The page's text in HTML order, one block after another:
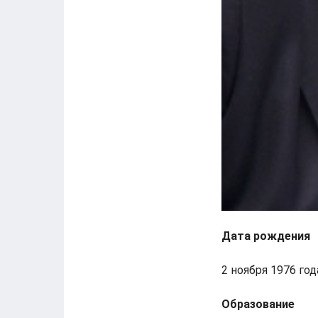
Дата рождения
2 ноября 1976
Образование